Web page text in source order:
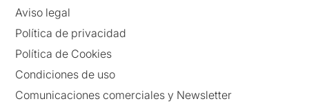
Aviso legal
Política de privacidad
Política de Cookies
Condiciones de uso
Comunicaciones comerciales y Newsletter